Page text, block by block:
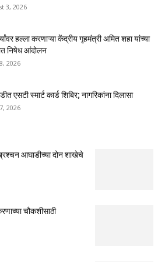
3, 2026
हल्ला करणाऱ्या केंद्रीय गृहमंत्री अमित शहा यांच्या
निषेध आंदोलन
2026
एसटी स्मार्ट कार्ड शिबिर; नागरिकांना दिलासा
2026
आघाडीच्या दोन शाखेचे
चौकशीसाठी